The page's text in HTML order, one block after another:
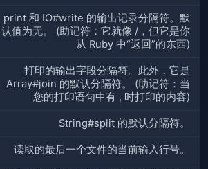
print 和 IO#write 的输出记录分隔符。默
认值为无。 (助记符：它就像 /，但它是你
从 Ruby 中“返回”的东西)
打印的输出字段分隔符。此外，它是
Array#join 的默认分隔符。 (助记符：当
您的打印语句中有 , 时打印的内容)
String#split 的默认分隔符。
读取的最后一个文件的当前输入行号。